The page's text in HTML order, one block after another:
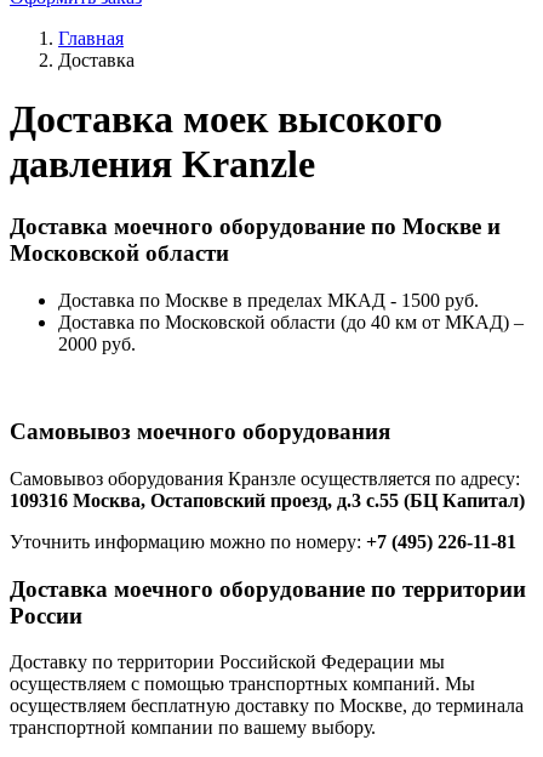
Главная
Доставка
Доставка моек высокого
давления Kranzle
Доставка моечного оборудование по Москве и
Московской области
Доставка по Москве в пределах МКАД - 1500 руб.
Доставка по Московской области (до 40 км от МКАД) –
2000 руб.
Самовывоз моечного оборудования
Самовывоз оборудования Кранзле осуществляется по адресу:
109316 Москва, Остаповский проезд, д.3 с.55 (БЦ Капитал)
Уточнить информацию можно по номеру: +7 (495) 226-11-81
Доставка моечного оборудование по территории
России
Доставку по территории Российской Федерации мы
осуществляем с помощью транспортных компаний. Мы
осуществляем бесплатную доставку по Москве, до терминала
транспортной компании по вашему выбору.